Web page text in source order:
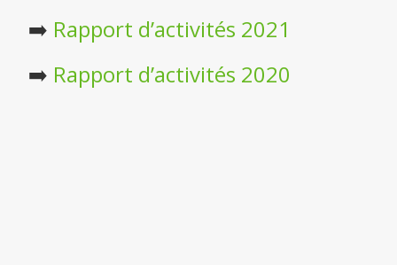
➡️ Rapport d’activités 2021
➡️ Rapport d’activités 2020